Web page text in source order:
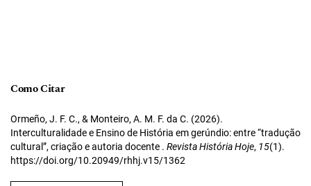
Como Citar
Ormeño, J. F. C., & Monteiro, A. M. F. da C. (2026).
Interculturalidade e Ensino de História em gerúndio: entre “tradução
cultural”, criação e autoria docente . Revista História Hoje, 15(1).
https://doi.org/10.20949/rhhj.v15/1362